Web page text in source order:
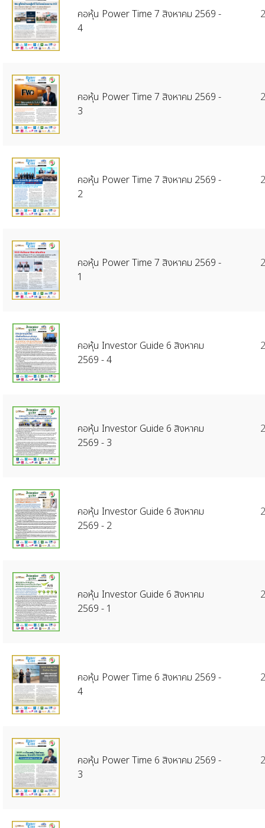
คอหุ้น Power Time 7 สิงหาคม 2569 -
4
คอหุ้น Power Time 7 สิงหาคม 2569 -
3
คอหุ้น Power Time 7 สิงหาคม 2569 -
2
คอหุ้น Power Time 7 สิงหาคม 2569 -
1
คอหุ้น Investor Guide 6 สิงหาคม
2569 - 4
คอหุ้น Investor Guide 6 สิงหาคม
2569 - 3
คอหุ้น Investor Guide 6 สิงหาคม
2569 - 2
คอหุ้น Investor Guide 6 สิงหาคม
2569 - 1
คอหุ้น Power Time 6 สิงหาคม 2569 -
4
คอหุ้น Power Time 6 สิงหาคม 2569 -
3